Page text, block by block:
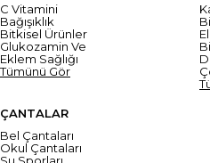
C Vitamini
Bağışıklık
Bitkisel Ürünler
Glukozamin Ve
Eklem Sağlığı
Tümünü Gör
ÇANTALAR
Bel Çantaları
Okul Çantaları
Su Sporları